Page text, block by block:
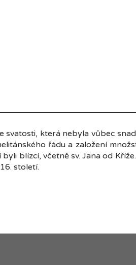
svatosti, která nebyla vůbec
řádu a založení
blízcí, včetně sv. Jana od
století.